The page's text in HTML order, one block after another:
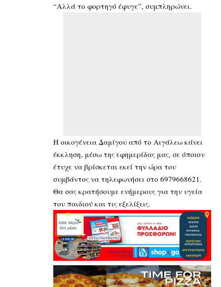
“Αλλά το φορτηγό έφυγε”, συμπληρώνει.
Η οικογένεια Δαμίγου από το Αιγάλεω κάνει
έκκληση, μέσω της εφημερίδας μας, σε όποιον
έτυχε να βρίσκεται εκεί την ώρα του
συμβάντος να τηλεφωνήσει στο 6979668621.
Θα σας κρατήσουμε ενήμερους για την υγεία
του παιδιού και τις εξελίξεις.